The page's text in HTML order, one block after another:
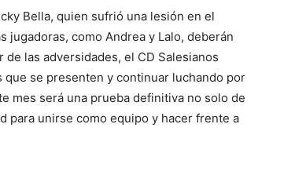
Bella, quien sufrió una lesión en el
como Andrea y Lalo, deberán
las adversidades, el CD Salesianos
se presenten y continuar luchando por
mes será una prueba definitiva no solo de
para unirse como equipo y hacer frente a